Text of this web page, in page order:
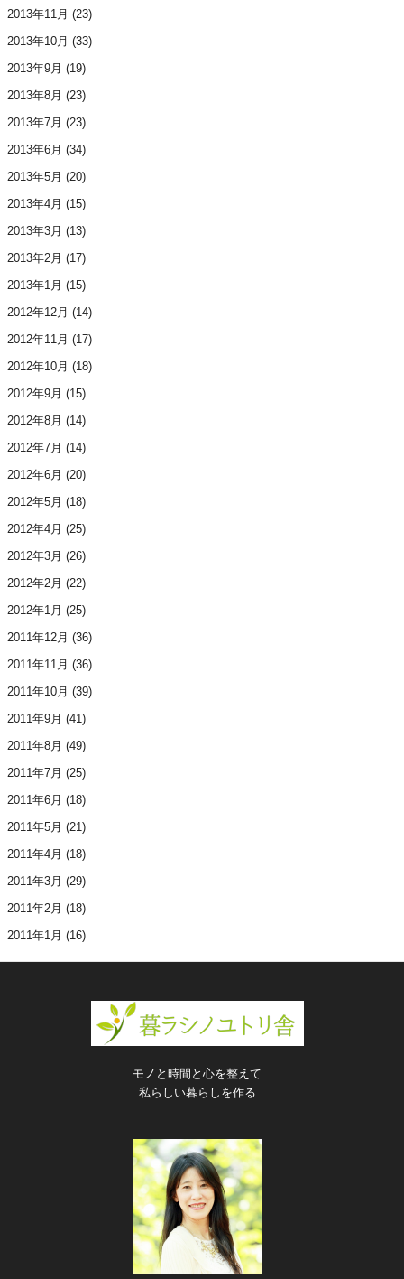
2013年11月 (23)
2013年10月 (33)
2013年9月 (19)
2013年8月 (23)
2013年7月 (23)
2013年6月 (34)
2013年5月 (20)
2013年4月 (15)
2013年3月 (13)
2013年2月 (17)
2013年1月 (15)
2012年12月 (14)
2012年11月 (17)
2012年10月 (18)
2012年9月 (15)
2012年8月 (14)
2012年7月 (14)
2012年6月 (20)
2012年5月 (18)
2012年4月 (25)
2012年3月 (26)
2012年2月 (22)
2012年1月 (25)
2011年12月 (36)
2011年11月 (36)
2011年10月 (39)
2011年9月 (41)
2011年8月 (49)
2011年7月 (25)
2011年6月 (18)
2011年5月 (21)
2011年4月 (18)
2011年3月 (29)
2011年2月 (18)
2011年1月 (16)
モノと時間と心を整えて
私らしい暮らしを作る